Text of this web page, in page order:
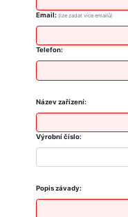
Email: (lze zadat více emailů)
Telefon:
Název zařízení:
Výrobní číslo:
Popis závady: